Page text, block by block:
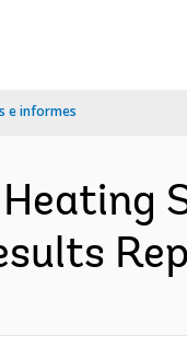
e informes